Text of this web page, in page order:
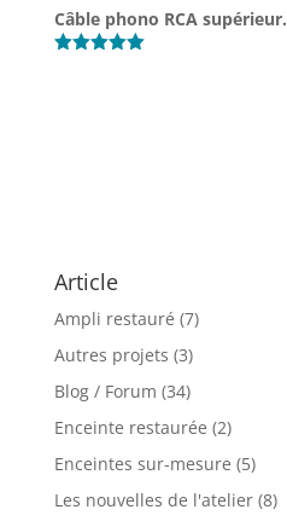
Câble phono RCA supérieur.
Article
Ampli restauré (7)
Autres projets (3)
Blog / Forum (34)
Enceinte restaurée (2)
Enceintes sur-mesure (5)
Les nouvelles de l'atelier(8)